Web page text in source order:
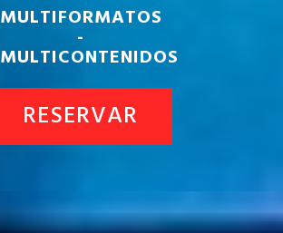
MULTIFORMATOS
-
MULTICONTENIDOS
RESERVAR